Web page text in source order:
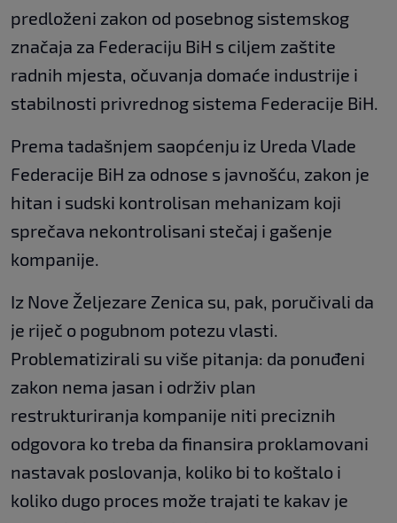
predloženi zakon od posebnog sistemskog
značaja za Federaciju BiH s ciljem zaštite
radnih mjesta, očuvanja domaće industrije i
stabilnosti privrednog sistema Federacije BiH.
Prema tadašnjem saopćenju iz Ureda Vlade
Federacije BiH za odnose s javnošću, zakon je
hitan i sudski kontrolisan mehanizam koji
sprečava nekontrolisani stečaj i gašenje
kompanije.
Iz Nove Željezare Zenica su, pak, poručivali da
je riječ o pogubnom potezu vlasti.
Problematizirali su više pitanja: da ponuđeni
zakon nema jasan i održiv plan
restrukturiranja kompanije niti preciznih
odgovora ko treba da finansira proklamovani
nastavak poslovanja, koliko bi to koštalo i
koliko dugo proces može trajati te kakav je